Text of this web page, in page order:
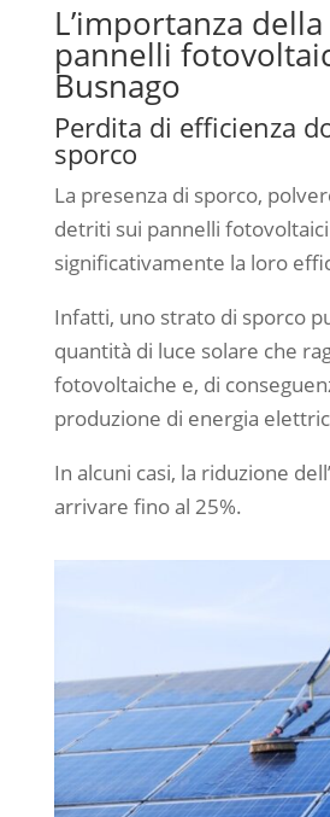
L’importanza
pannelli
Busnago
Perdita di efficienza
sporco
La presenza di sporco,
detriti sui pannelli
significativamente la loro
Infatti, uno strato di sporco
quantità di luce solare che
fotovoltaiche e, di
produzione di energia
In alcuni casi, la riduzione
arrivare fino al 25%.